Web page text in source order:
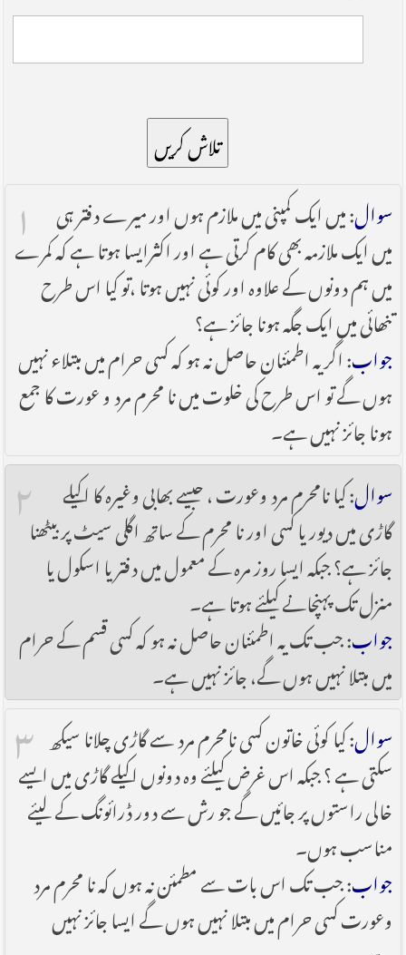
تلاش کریں
۱ سوال: میں ایک کمپنی میں ملازم ہوں اور میرے دفتر ہی
میں ایک ملازمہ بھی کام کرتی ہے اور اکثرایسا ہوتا ہے کہ کمرے
میں ہم دونوں کے علاوہ اور کوئی نہیں ہوتا ،تو کیا اس طرح
تنھائی میں ایک جگہ ہونا جائز ہے؟
جواب: اگر یہ اطمئنان حاصل نہ ہو کہ کسی حرام میں مبتلاء نہیں
ہوں گے تو اس طرح کی خلوت میں نا محرم مرد و عورت کا جمع
ہونا جائز نہیں ہے۔
۲ سوال: کیا نامحرم مرد وعورت ، جیسے بھابی وغیرہ کا اکیلے
گاڑی میں دیور یا کسی اور نا محرم کے ساتھ اگلی سیٹ پر بیٹھنا
جائز ہے؟ جبکہ ایسا روز مرہ کے معمول میں دفتر یا اسکول یا
منزل تک پہنچانے کیلئے ہوتا ہے۔
جواب: جب تک یہ اطمئنان حاصل نہ ہو کہ کسی قسم کے حرام
میں مبتلا نہیں ہوں گے، جائز نہیں ہے۔
۳ سوال: کیا کوئی خاتون کسی نامحرم مرد سے گاڑی چلانا سیکھ
سکتی ہے ؟ جبکہ اس غرض کیلئے وہ دونوں اکیلے گاڑی میں ایسے
خالی راستوں پر جائیں گے جو رش سے دور ڈرائونگ کے لیئے
مناسب ہوں۔
جواب: جب تک اس بات سے مطمئن نہ ہوں کہ نا محرم مرد
وعورت کسی حرام میں مبتلا نہیں ہوں گے ایسا جائز نہیں